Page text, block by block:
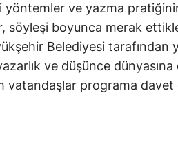
ve yazma
söyleşi boyunca merak
Belediyesi tarafından
ve düşünce
vatandaşlar programa davet